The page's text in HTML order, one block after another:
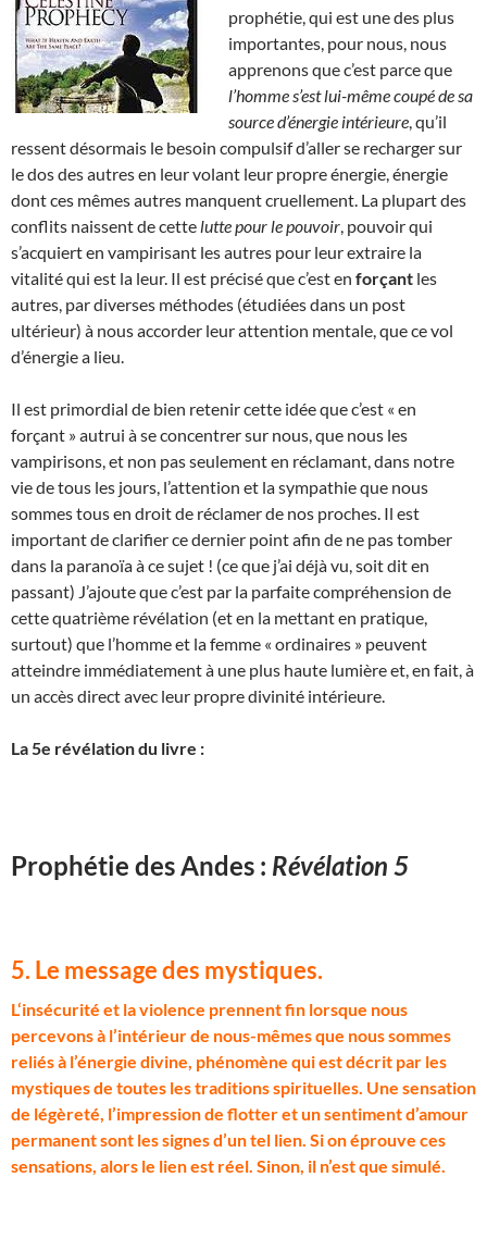
prophétie, qui est une des plus
importantes, pour nous, nous
apprenons que c’est parce que
l’homme s’est lui-même coupé de sa
source d’énergie intérieure , qu’il
ressent désormais le besoin compulsif d’aller se recharger sur
le dos des autres en leur volant leur propre énergie, énergie
dont ces mêmes autres manquent cruellement. La plupart des
conflits naissent de cette lutte pour le pouvoir , pouvoir qui
s’acquiert en vampirisant les autres pour leur extraire la
vitalité qui est la leur. Il est précisé que c’est en forçant les
autres, par diverses méthodes (étudiées dans un post
ultérieur) à nous accorder leur attention mentale, que ce vol
d’énergie a lieu.
Il est primordial de bien retenir cette idée que c’est « en
forçant » autrui à se concentrer sur nous, que nous les
vampirisons, et non pas seulement en réclamant, dans notre
vie de tous les jours, l’attention et la sympathie que nous
sommes tous en droit de réclamer de nos proches. Il est
important de clarifier ce dernier point afin de ne pas tomber
dans la paranoïa à ce sujet ! (ce que j’ai déjà vu, soit dit en
passant) J’ajoute que c’est par la parfaite compréhension de
cette quatrième révélation (et en la mettant en pratique,
surtout) que l’homme et la femme « ordinaires » peuvent
atteindre immédiatement à une plus haute lumière et, en fait, à
un accès direct avec leur propre divinité intérieure.
La 5e révélation du livre :
Prophétie des Andes : Révélation 5
5. Le message des mystiques.
L‘insécurité et la violence prennent fin lorsque nous
percevons à l’intérieur de nous-mêmes que nous sommes
reliés à l’énergie divine, phénomène qui est décrit par les
mystiques de toutes les traditions spirituelles. Une sensation
de légèreté, l’impression de flotter et un sentiment d’amour
permanent sont les signes d’un tel lien. Si on éprouve ces
sensations, alors le lien est réel. Sinon, il n’est que simulé.